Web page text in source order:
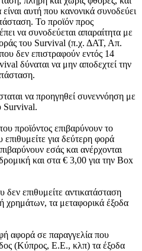
αυτή που κανονικά συνοδεύει
Το προϊόν προς
να συνοδεύεται απαραίτητα με
του Survival (π.χ. ΔΑΤ, Απ.
δεν επιστραφούν εντός 14
δύναται να μην αποδεχτεί την
να προηγηθεί συνεννόηση με
Survival.
προϊόντος επιβαρύνουν το
για δεύτερη φορά
εσάς και ανέρχονται
και στα € 3,00 για την Box
επιθυμείτε αντικατάσταση
χρημάτων, τα μεταφορικά έξοδα
αφορά σε παραγγελία που
(Κύπρος, Ε.Ε., κλπ) τα έξοδα